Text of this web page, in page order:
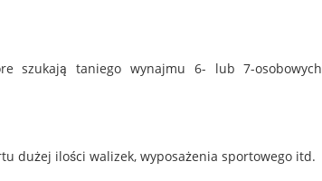
szukają taniego wynajmu 6- lub 7-osobowych
dużej ilości walizek, wyposażenia sportowego itd.